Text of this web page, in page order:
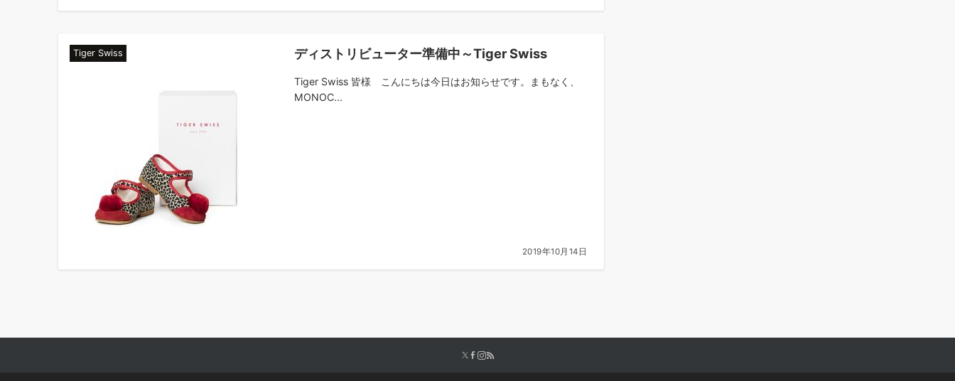
Tiger Swiss ディストリビューター準備中～Tiger Swiss
Tiger Swiss 皆様 こんにちは今日はお知らせです。まもなく、
MONOC...
2019年10月14日